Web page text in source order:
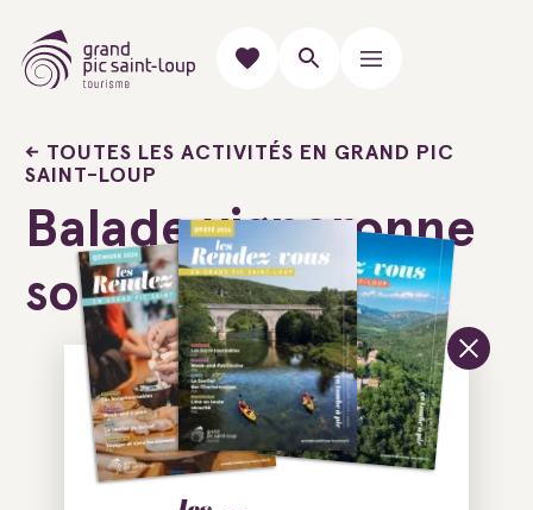
TOUTES LES ACTIVITÉS EN GRAND PIC
SAINT-LOUP
Balade vigneronne
sous les astres
Ajouter au carnet de voyage